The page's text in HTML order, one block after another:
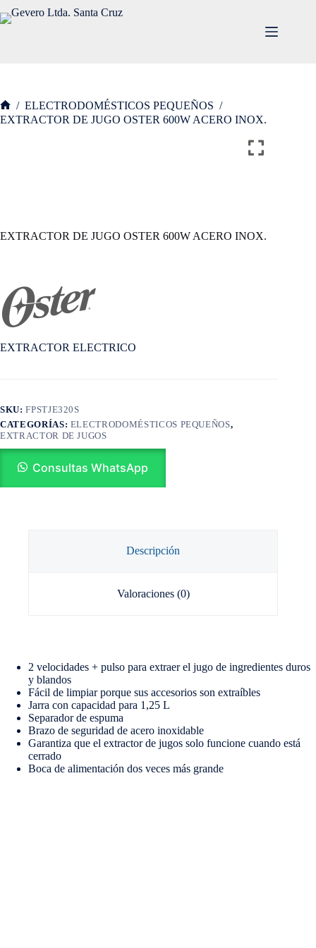
/ ELECTRODOMÉSTICOS PEQUEÑOS /
EXTRACTOR DE JUGO OSTER 600W ACERO INOX.
EXTRACTOR DE JUGO OSTER 600W ACERO INOX.
EXTRACTOR ELECTRICO
SKU:FPSTJE320S
CATEGORÍAS: ELECTRODOMÉSTICOS PEQUEÑOS,
EXTRACTOR DE JUGOS
Consultas WhatsApp
Descripción
Valoraciones (0)
2 velocidades + pulso para extraer el jugo de ingredientes duros
y blandos
Fácil de limpiar porque sus accesorios son extraíbles
Jarra con capacidad para 1,25 L
Separador de espuma
Brazo de seguridad de acero inoxidable
Garantiza que el extractor de jugos solo funcione cuando está
cerrado
Boca de alimentación dos veces más grande